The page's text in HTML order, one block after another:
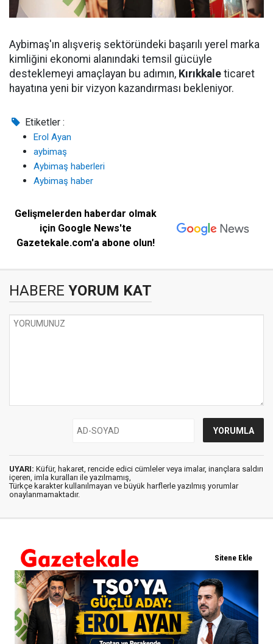
Aybimaş'ın alışveriş sektöründeki başarılı yerel marka
kimliğini ekonomi alanındaki temsil gücüyle
desteklemeyi amaçlayan bu adımın, Kırıkkale ticaret
hayatına yeni bir vizyon kazandırması bekleniyor.
Etiketler :
Erol Ayan
aybimaş
Aybimaş haberleri
Aybimaş haber
Gelişmelerden haberdar olmak
için Google News'te
Gazetekale.com'a abone olun!
HABERE YORUM KAT
UYARI: Küfür, hakaret, rencide edici cümleler veya imalar, inançlara saldırı
içeren, imla kuralları ile yazılmamış,
Türkçe karakter kullanılmayan ve büyük harflerle yazılmış yorumlar
onaylanmamaktadır.